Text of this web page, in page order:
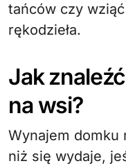
tańców czy
rękodzieła.
Jak
na wsi?
Wynajem domku
niż się wydaje,